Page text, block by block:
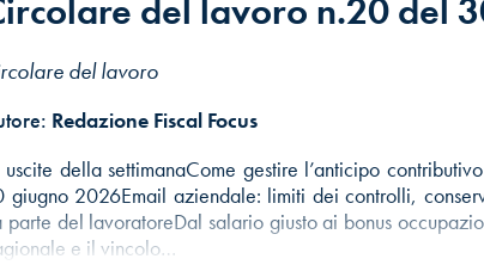
del lavoro n.20 del
del lavoro
Redazione Fiscal Focus
uscite della settimanaCome gestire l’anticipo
giugno 2026Email aziendale: limiti dei controlli,
parte del lavoratoreDal salario giusto ai bonus
e il vincolo…